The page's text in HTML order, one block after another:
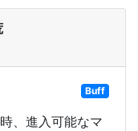
Buff
、進入可能なマ